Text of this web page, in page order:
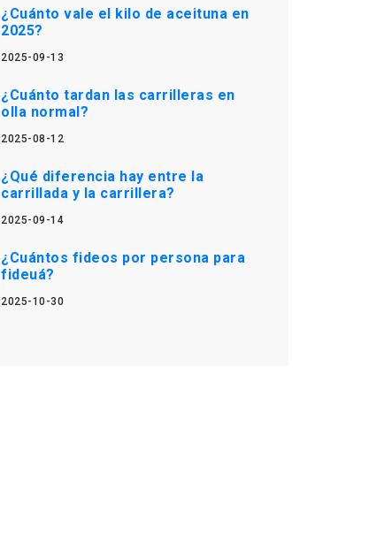
¿Cuánto vale el kilo de aceituna en
2025?
2025-09-13
¿Cuánto tardan las carrilleras en
olla normal?
2025-08-12
¿Qué diferencia hay entre la
carrillada y la carrillera?
2025-09-14
¿Cuántos fideos por persona para
fideuá?
2025-10-30